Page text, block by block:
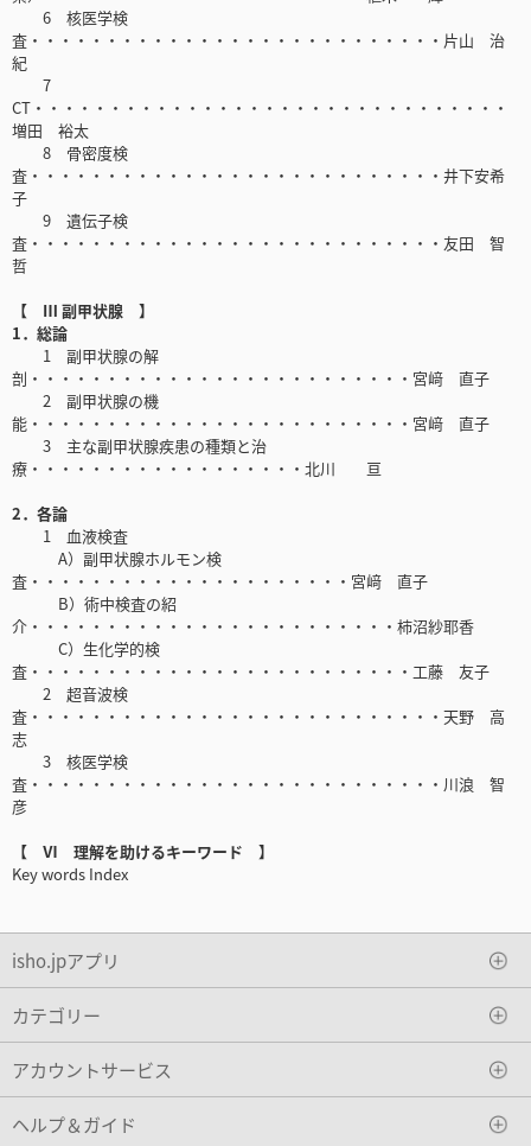
6 核医学検
査・・・・・・・・・・・・・・・・・・・・・・・・・・・片山 治
紀
7
CT・・・・・・・・・・・・・・・・・・・・・・・・・・・・・・・
増田 裕太
8 骨密度検
査・・・・・・・・・・・・・・・・・・・・・・・・・・・井下安希
子
9 遺伝子検
査・・・・・・・・・・・・・・・・・・・・・・・・・・・友田 智
哲
【 Ⅲ 副甲状腺 】
1．総論
1 副甲状腺の解
剖・・・・・・・・・・・・・・・・・・・・・・・・・宮﨑 直子
2 副甲状腺の機
能・・・・・・・・・・・・・・・・・・・・・・・・・宮﨑 直子
3 主な副甲状腺疾患の種類と治
療・・・・・・・・・・・・・・・・・・北川 亘
2．各論
1 血液検査
A）副甲状腺ホルモン検
査・・・・・・・・・・・・・・・・・・・・・宮﨑 直子
B）術中検査の紹
介・・・・・・・・・・・・・・・・・・・・・・・・柿沼紗耶香
C）生化学的検
査・・・・・・・・・・・・・・・・・・・・・・・・・工藤 友子
2 超音波検
査・・・・・・・・・・・・・・・・・・・・・・・・・・・天野 高
志
3 核医学検
査・・・・・・・・・・・・・・・・・・・・・・・・・・・川浪 智
彦
【 Ⅵ 理解を助けるキーワード 】
Key words Index
isho.jpアプリ
カテゴリー
アカウントサービス
ヘルプ＆ガイド